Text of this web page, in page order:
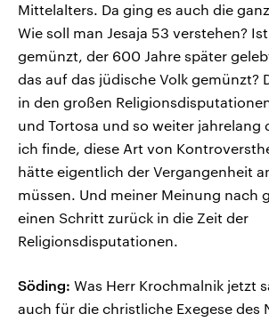
Mittelalters. Da ging es auch die
Wie soll man Jesaja 53 verstehen?
gemünzt, der 600 Jahre später
das auf das jüdische Volk gemünzt?
in den großen
und Tortosa und so weiter jahrelang
ich finde, diese Art von
hätte eigentlich der Vergangenheit
müssen. Und meiner Meinung nach
einen Schritt zurück in die Zeit der
Religionsdisputationen.
Söding: Was Herr Krochmalnik jetzt
auch für die christliche Exegese des